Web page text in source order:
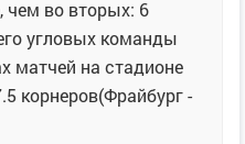
чем во вторых: 6
угловых команды
матчей на стадионе
корнеров(Фрайбург -